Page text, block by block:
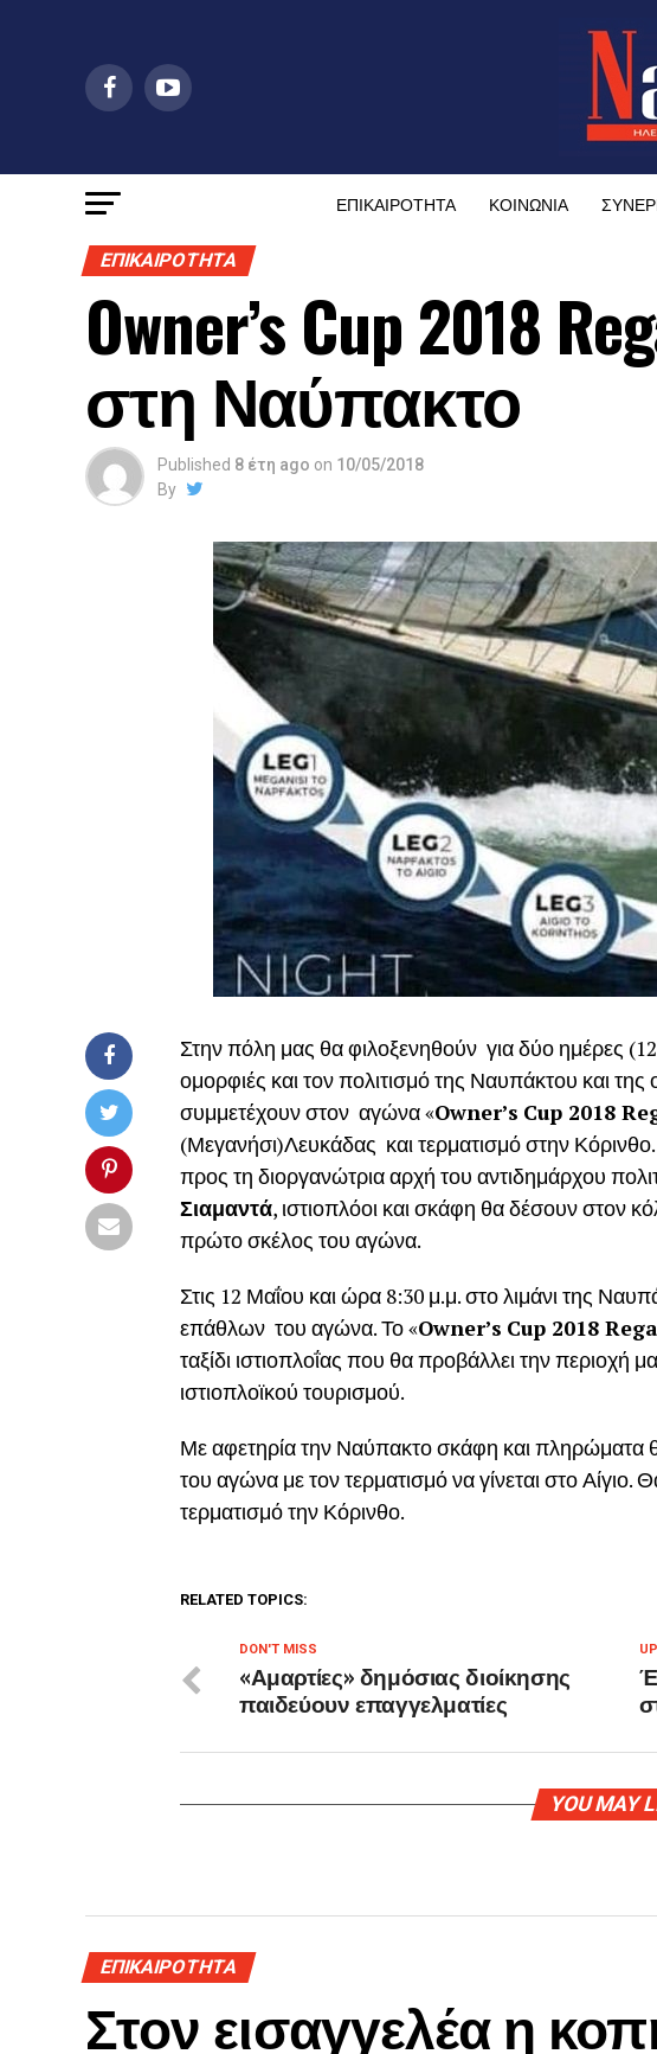
ΕΠΙΚΑΙΡΟΤΗΤΑ ΚΟΙΝΩΝΙΑ
ΕΠΙΚΑΙΡΟΤΗΤΑ
Owner’s Cup 2018
στη Ναύπακτο
Published 8 έτη ago on 10/05/2018
By
Στην πόλη μας θα φιλοξενηθούν για δύο ημέρες
ομορφιές και τον πολιτισμό της Ναυπάκτου και της
συμμετέχουν στον αγώνα «Owner’s Cup 2018
(Μεγανήσι)Λευκάδας και τερματισμό στην
προς τη διοργανώτρια αρχή του αντιδημάρχου
Σιαμαντά, ιστιοπλόοι και σκάφη θα δέσουν στον
πρώτο σκέλος του αγώνα.
Στις 12 Μαΐου και ώρα 8:30 μ.μ. στο λιμάνι της
επάθλων του αγώνα. Το «Owner’s Cup 2018
ταξίδι ιστιοπλοΐας που θα προβάλλει την περιοχή
ιστιοπλοϊκού τουρισμού.
Με αφετηρία την Ναύπακτο σκάφη και πληρώματα
του αγώνα με τον τερματισμό να γίνεται στο
τερματισμό την Κόρινθο.
RELATED TOPICS:
DON'T MISS
«Αμαρτίες» δημόσιας διοίκησης
παιδεύουν επαγγελματίες
YOU MAY
ΕΠΙΚΑΙΡΟΤΗΤΑ
Στον εισαγγελέα η